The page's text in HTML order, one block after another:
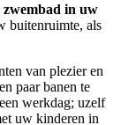
zwembad in uw
buitenruimte, als
van plezier en
paar banen te
werkdag; uzelf
uw kinderen in